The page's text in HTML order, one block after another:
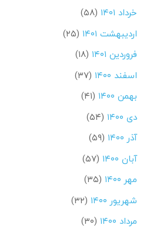
خرداد ۱۴۰۱
(۵۸)
اردیبهشت ۱۴۰۱
(۲۵)
فروردین ۱۴۰۱
(۱۸)
اسفند ۱۴۰۰
(۳۷)
بهمن ۱۴۰۰
(۴۱)
دی ۱۴۰۰
(۵۴)
آذر ۱۴۰۰
(۵۹)
آبان ۱۴۰۰
(۵۷)
مهر ۱۴۰۰
(۳۵)
شهریور ۱۴۰۰
(۳۲)
مرداد ۱۴۰۰
(۳۰)